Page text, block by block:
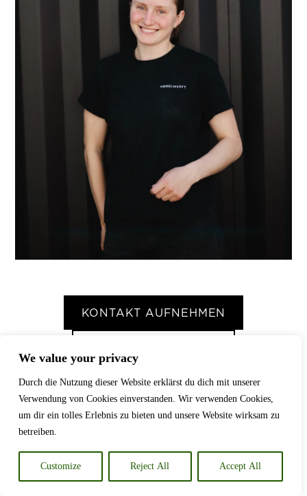
We value your privacy
Durch die Nutzung dieser Website erklärst du dich mit unserer
Verwendung von Cookies einverstanden. Wir verwenden Cookies,
um dir ein tolles Erlebnis zu bieten und unsere Website wirksam zu
betreiben.
Customize Reject All Accept All
KONTAKT AUFNEHMEN
ZUSAMMENARBEIT